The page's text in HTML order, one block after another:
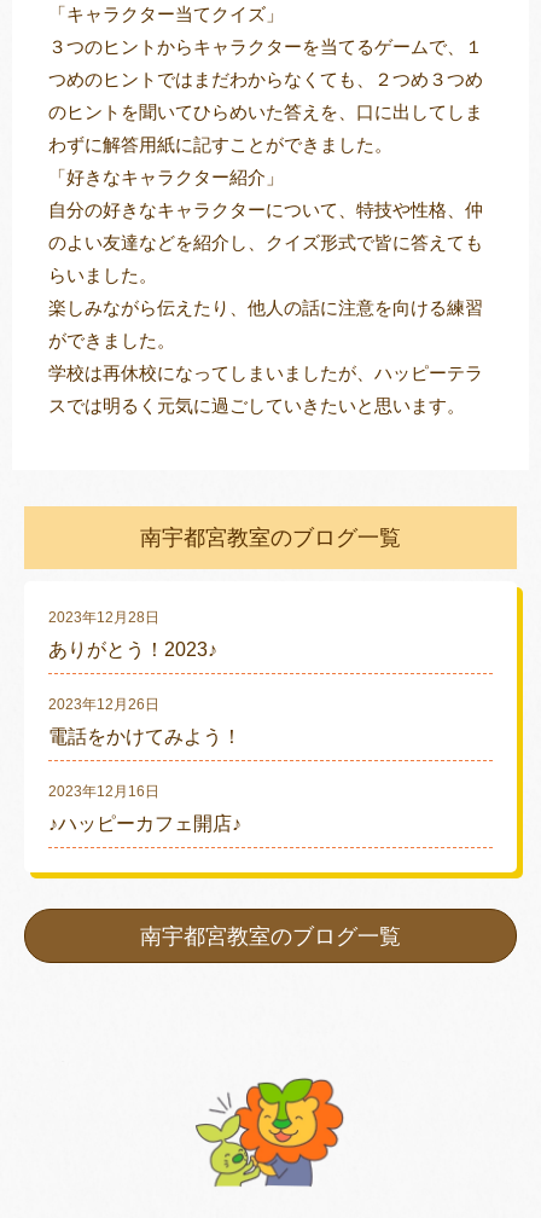
「キャラクター当てクイズ」
３つのヒントからキャラクターを当てるゲームで、１
つめのヒントではまだわからなくても、２つめ３つめ
のヒントを聞いてひらめいた答えを、口に出してしま
わずに解答用紙に記すことができました。
「好きなキャラクター紹介」
自分の好きなキャラクターについて、特技や性格、仲
のよい友達などを紹介し、クイズ形式で皆に答えても
らいました。
楽しみながら伝えたり、他人の話に注意を向ける練習
ができました。
学校は再休校になってしまいましたが、ハッピーテラ
スでは明るく元気に過ごしていきたいと思います。
南宇都宮教室のブログ一覧
2023年12月28日
ありがとう！2023♪
2023年12月26日
電話をかけてみよう！
2023年12月16日
♪ハッピーカフェ開店♪
南宇都宮教室のブログ一覧